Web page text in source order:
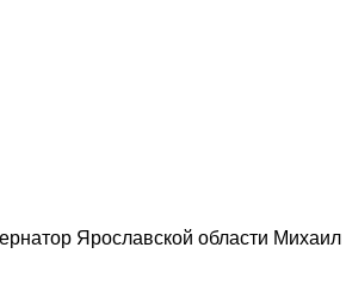
Ярославской области Михаил